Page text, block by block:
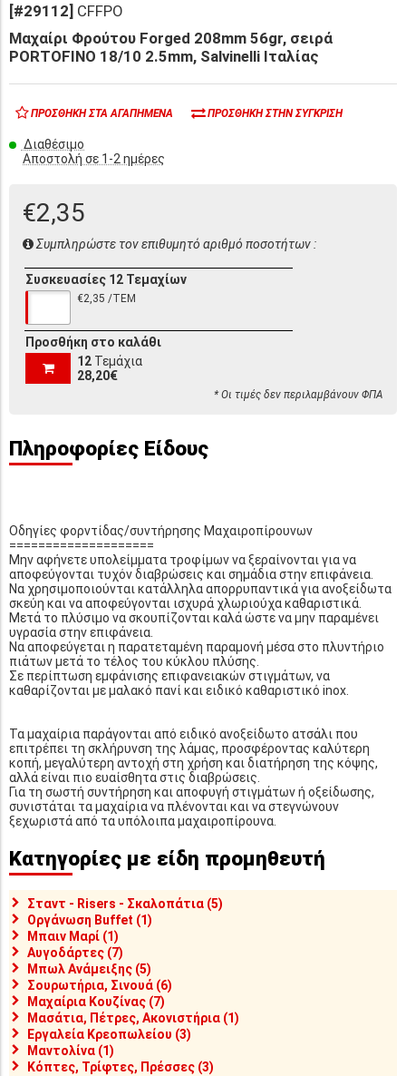
[#29112] CFFPO
Μαχαίρι Φρούτου Forged 208mm 56gr, σειρά
PORTOFINO 18/10 2.5mm, Salvinelli Ιταλίας
ΠΡΟΣΘΉΚΗ ΣΤΑ ΑΓΑΠΗΜΈΝΑ ΠΡΟΣΘΉΚΗ ΣΤΗΝ ΣΎΓΚΡΙΣΗ
Διαθέσιμο
Αποστολή σε 1-2 ημέρες
€2,35
Συμπληρώστε τον επιθυμητό αριθμό ποσοτήτων :
Συσκευασίες 12 Τεμαχίων
€2,35 /ΤΕΜ
Προσθήκη στο καλάθι
12 Τεμάχια
28,20€
* Οι τιμές δεν περιλαμβάνουν ΦΠΑ
Πληροφορίες Είδους
Οδηγίες φορντίδας/συντήρησης Μαχαιροπίρουνων
====================
Μην αφήνετε υπολείμματα τροφίμων να ξεραίνονται για να
αποφεύγονται τυχόν διαβρώσεις και σημάδια στην επιφάνεια.
Να χρησιμοποιούνται κατάλληλα απορρυπαντικά για ανοξείδωτα
σκεύη και να αποφεύγονται ισχυρά χλωριούχα καθαριστικά.
Μετά το πλύσιμο να σκουπίζονται καλά ώστε να μην παραμένει
υγρασία στην επιφάνεια.
Να αποφεύγεται η παρατεταμένη παραμονή μέσα στο πλυντήριο
πιάτων μετά το τέλος του κύκλου πλύσης.
Σε περίπτωση εμφάνισης επιφανειακών στιγμάτων, να
καθαρίζονται με μαλακό πανί και ειδικό καθαριστικό inox.
Τα μαχαίρια παράγονται από ειδικό ανοξείδωτο ατσάλι που
επιτρέπει τη σκλήρυνση της λάμας, προσφέροντας καλύτερη
κοπή, μεγαλύτερη αντοχή στη χρήση και διατήρηση της κόψης,
αλλά είναι πιο ευαίσθητα στις διαβρώσεις.
Για τη σωστή συντήρηση και αποφυγή στιγμάτων ή οξείδωσης,
συνιστάται τα μαχαίρια να πλένονται και να στεγνώνουν
ξεχωριστά από τα υπόλοιπα μαχαιροπίρουνα.
Κατηγορίες με είδη προμηθευτή
Σταντ - Risers - Σκαλοπάτια (5)
Οργάνωση Buffet (1)
Μπαιν Μαρί (1)
Αυγοδάρτες (7)
Μπωλ Ανάμειξης (5)
Σουρωτήρια, Σινουά (6)
Μαχαίρια Κουζίνας (7)
Μασάτια, Πέτρες, Ακονιστήρια (1)
Εργαλεία Κρεοπωλείου (3)
Μαντολίνα (1)
Κόπτες, Τρίφτες, Πρέσσες (3)